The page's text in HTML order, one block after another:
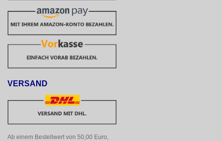
VERSAND
Ab einem Bestellwert von 50,00 Euro,